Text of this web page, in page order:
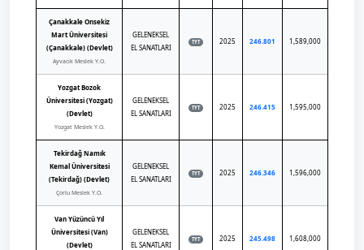
Çanakkale Onsekiz
Mart Üniversitesi
(Çanakkale) (Devlet)
Ayvacık Meslek Y.O.
GELENEKSEL
EL SANATLARI
TYT 2025 246.801 1,589,000
Yozgat Bozok
Üniversitesi (Yozgat)
(Devlet)
Yozgat Meslek Y.O.
GELENEKSEL
EL SANATLARI
TYT 2025 246.415 1,595,000
Tekirdağ Namık
Kemal Üniversitesi
(Tekirdağ) (Devlet)
Çorlu Meslek Y.O.
GELENEKSEL
EL SANATLARI
TYT 2025 246.346 1,596,000
Van Yüzüncü Yıl
Üniversitesi (Van)
(Devlet)
GELENEKSEL
EL SANATLARI
TYT 2025 245.498 1,608,000